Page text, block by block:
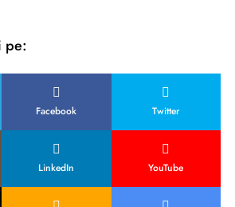
pe:
Facebook Twitter
LinkedIn YouTube